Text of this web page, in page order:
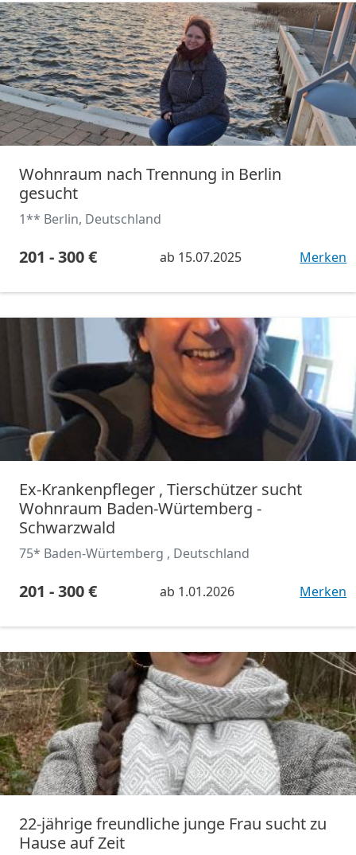
Wohnraum nach Trennung in Berlin
gesucht
1** Berlin, Deutschland
201 - 300 € ab 15.07.2025 Merken
Ex-Krankenpfleger , Tierschützer sucht
Wohnraum Baden-Würtemberg -
Schwarzwald
75* Baden-Würtemberg , Deutschland
201 - 300 € ab 1.01.2026 Merken
22-jährige freundliche junge Frau sucht zu
Hause auf Zeit